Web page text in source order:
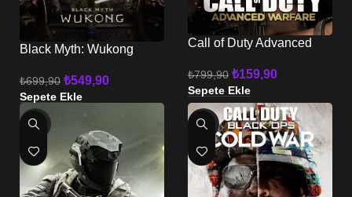
Black Myth: Wukong
₺699,90 ₺549,90
Sepete Ekle
Call of Duty Advanced
₺799,90 ₺159,90
Sepete Ekle
-80% -71%